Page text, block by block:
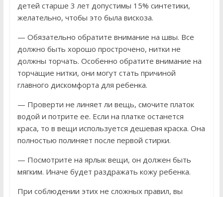
детей старше 3 лет допустимы 15% синтетики,
желательно, чтобы это была вискоза.
— Обязательно обратите внимание на швы. Все
должно быть хорошо прострочено, нитки не
должны торчать. Особенно обратите внимание на
торчащие нитки, они могут стать причиной
главного дискомфорта для ребенка.
— Проверти не линяет ли вещь, смочите платок
водой и потрите ее. Если на платке останется
краса, то в вещи используется дешевая краска. Она
полностью полиняет после первой стирки.
— Посмотрите на ярлык вещи, он должен быть
мягким. Иначе будет раздражать кожу ребенка.
При соблюдении этих не сложных правил, вы